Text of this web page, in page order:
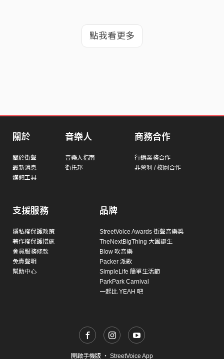
點我看更多
關於
關於街聲
最新消息
媒體工具
音樂人
音樂人指南
街托邦
商務合作
行銷業務合作
非營利 / 校園合作
支援服務
隱私權保護政策
著作權保護措施
會員服務條款
免責聲明
幫助中心
品牌
StreetVoice Awards 街聲音樂獎
TheNextBigThing 大團誕生
Blow 吹音樂
Packer 派歌
SimpleLife 簡單生活節
ParkPark Carnival
一起比 YEAH 吧
開啟手機版 ・ StreetVoice App